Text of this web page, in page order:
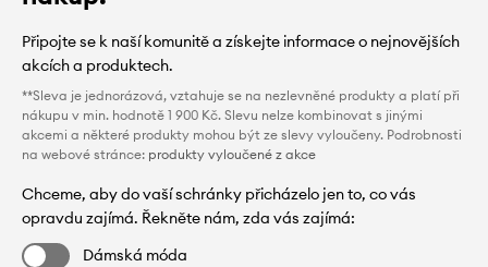
Připojte se k naší komunitě a získejte informace o nejnovějších
akcích a produktech.
**Sleva je jednorázová, vztahuje se na nezlevněné produkty a platí při
nákupu v min. hodnotě 1 900 Kč. Slevu nelze kombinovat s jinými
akcemi a některé produkty mohou být ze slevy vyloučeny. Podrobnosti
na webové stránce: produkty vyloučené z akce
Chceme, aby do vaší schránky přicházelo jen to, co vás
opravdu zajímá. Řekněte nám, zda vás zajímá:
Dámská móda